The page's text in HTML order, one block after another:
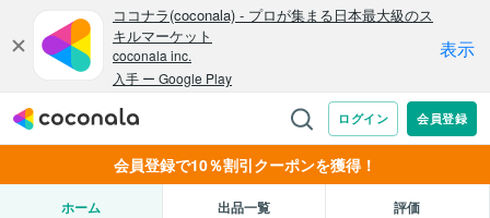
会員登録で10％割引クーポンを獲得！
ホーム 出品一覧 評価